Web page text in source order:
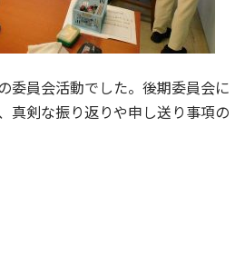
委員会活動でした。後期委員会に
真剣な振り返りや申し送り事項の